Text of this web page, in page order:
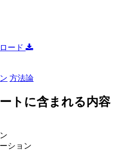
ード
方法論
トに含まれる内容
ション